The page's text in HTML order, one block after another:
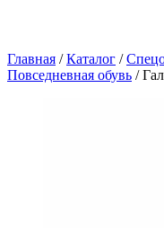
Главная / Каталог /
Повседневная обувь /